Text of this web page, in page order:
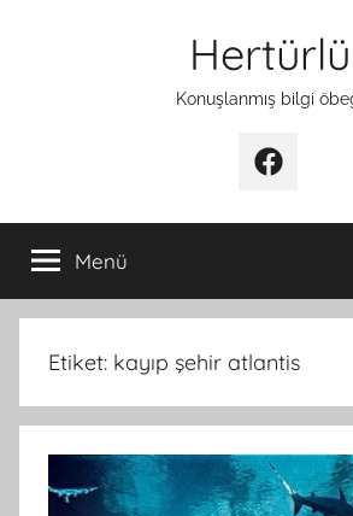
Hertürlü
Konuşlanmış bilgi
Facebook
Menü
Etiket: kayıp şehir atlantis